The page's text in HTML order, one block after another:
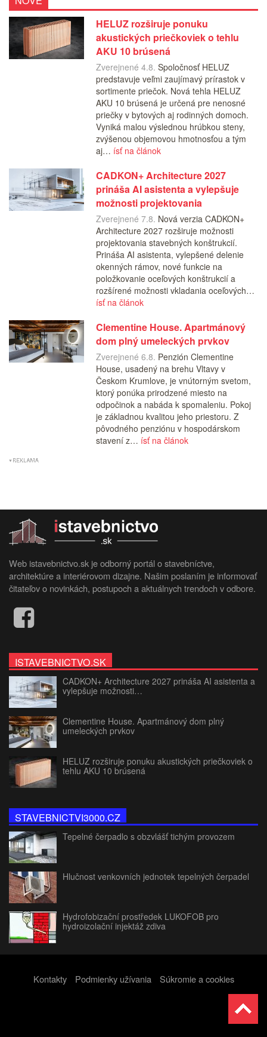
HELUZ rozširuje ponuku
akustických priečkoviek o tehlu
AKU 10 brúsená
Zverejnené 4.8. Spoločnosť HELUZ
predstavuje veľmi zaujímavý prírastok v
sortimente priečok. Nová tehla HELUZ
AKU 10 brúsená je určená pre nenosné
priečky v bytových aj rodinných domoch.
Vyniká malou výslednou hrúbkou steny,
zvýšenou objemovou hmotnosťou a tým
aj… ísť na článok
CADKON+ Architecture 2027
prináša AI asistenta a vylepšuje
možnosti projektovania
Zverejnené 7.8. Nová verzia CADKON+
Architecture 2027 rozširuje možnosti
projektovania stavebných konštrukcií.
Prináša AI asistenta, vylepšené delenie
okenných rámov, nové funkcie na
položkovanie oceľových konštrukcií a
rozšírené možnosti vkladania oceľových…
ísť na článok
Clementine House. Apartmánový
dom plný umeleckých prvkov
Zverejnené 6.8. Penzión Clementine
House, usadený na brehu Vltavy v
Českom Krumlove, je vnútorným svetom,
ktorý ponúka prirodzené miesto na
odpočinok a nabáda k spomaleniu. Pokoj
je základnou kvalitou jeho priestoru. Z
pôvodného penziónu v hospodárskom
stavení z… ísť na článok
Web istavebnictvo.sk je odborný portál o stavebníctve,
architektúre a interiérovom dizajne. Našim poslaním je informovať
čitateľov o novinkách, postupoch a aktuálnych trendoch v odbore.
ISTAVEBNICTVO.SK
CADKON+ Architecture 2027 prináša AI asistenta a
vylepšuje možnosti…
Clementine House. Apartmánový dom plný
umeleckých prvkov
HELUZ rozširuje ponuku akustických priečkoviek o
tehlu AKU 10 brúsená
STAVEBNICTVI3000.CZ
Tepelné čerpadlo s obzvlášť tichým provozem
Hlučnost venkovních jednotek tepelných čerpadel
Hydrofobizační prostředek LUKOFOB pro
hydroizolační injektáž zdiva
Kontakty Podmienky užívania Súkromie a cookies